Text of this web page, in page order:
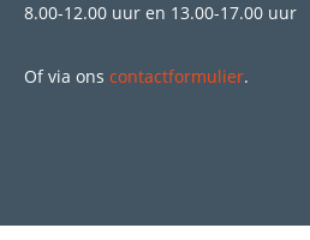
8.00-12.00 uur en 13.00-17.00 uur
Of via ons contactformulier.